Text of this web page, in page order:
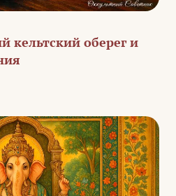
кельтский оберег и